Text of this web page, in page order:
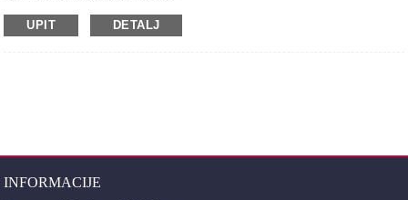
UPIT DETALJ
INFORMACIJE